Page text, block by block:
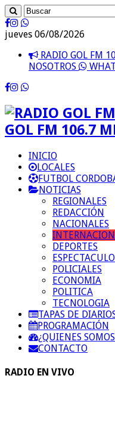
jueves 06/08/2026
RADIO GOL FM
NOSOTROS
GOL FM 106.7
INICIO
LOCALES
FUTBOL
NOTICIAS
REGIONALES
REDACCIÓN
NACIONALES
DEPORTES
POLICIALES
ECONOMIA
POLITICA
TECNOLOGIA
TAPAS DE
PROGRAMACIÓN
¿QUIENES
CONTACTO
RADIO EN VIVO